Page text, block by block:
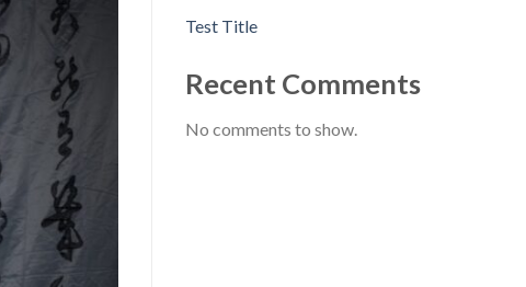
Test Title
Recent Comments
No comments to show.